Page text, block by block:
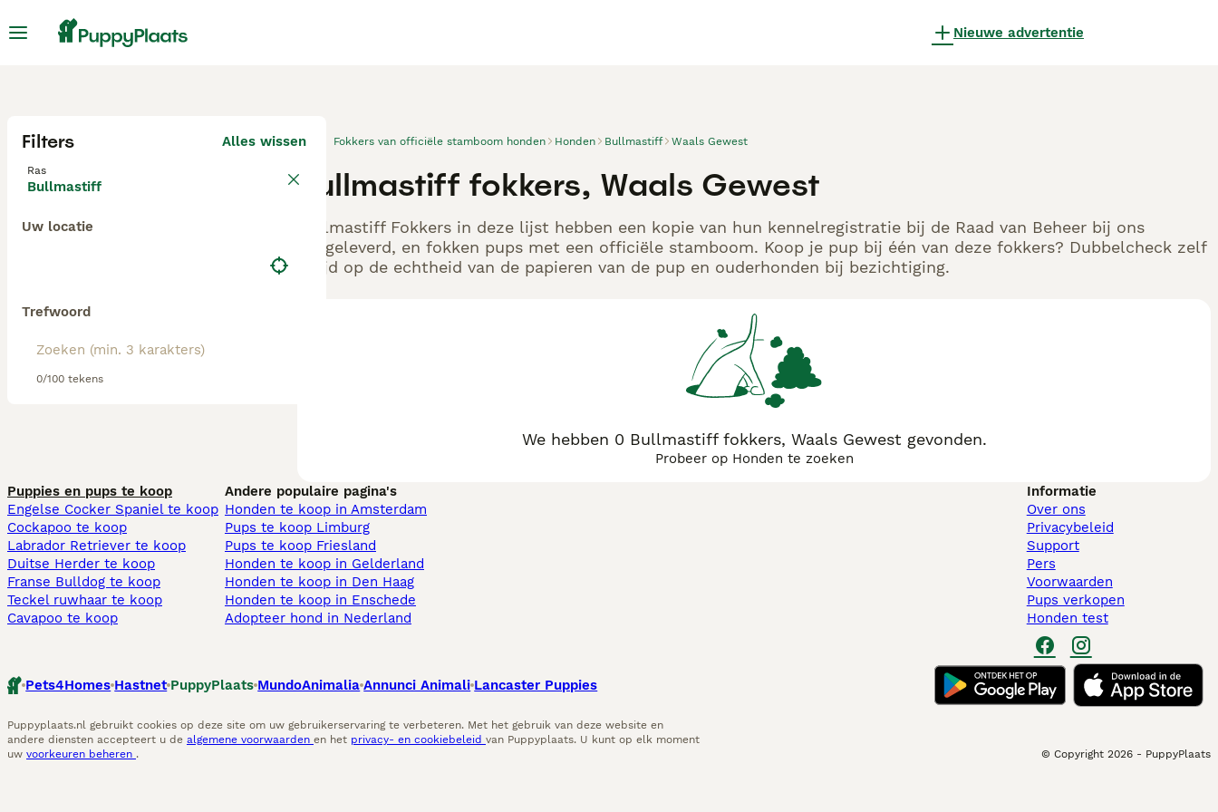
Nieuwe advertentie
Filters Alles wissen
Ras
Bullmastiff
Uw locatie
Trefwoord
0/100 tekens
Fokkers van officiële stamboom honden Honden Bullmastiff Waals Gewest
Bullmastiff fokkers, Waals Gewest
Bullmastiff Fokkers in deze lijst hebben een kopie van hun kennelregistratie bij de Raad van Beheer bij ons
aangeleverd, en fokken pups met een officiële stamboom. Koop je pup bij één van deze fokkers? Dubbelcheck zelf
altijd op de echtheid van de papieren van de pup en ouderhonden bij bezichtiging.
We hebben 0 Bullmastiff fokkers, Waals Gewest gevonden.
Probeer op Honden te zoeken
Puppies en pups te koop
Engelse Cocker Spaniel te koop
Cockapoo te koop
Labrador Retriever te koop
Duitse Herder te koop
Franse Bulldog te koop
Teckel ruwhaar te koop
Cavapoo te koop
Andere populaire pagina's
Honden te koop in Amsterdam
Pups te koop Limburg​
Pups te koop Friesland​
Honden te koop in Gelderland
Honden te koop in Den Haag
Honden te koop in Enschede
Adopteer hond in Nederland
Informatie
Over ons
Privacybeleid
Support
Pers
Voorwaarden
Pups verkopen
Honden test
Pets4Homes Hastnet PuppyPlaats MundoAnimalia Annunci Animali Lancaster Puppies
Puppyplaats.nl gebruikt cookies op deze site om uw gebruikerservaring te verbeteren. Met het gebruik van deze website en
andere diensten accepteert u de algemene voorwaarden en het privacy- en cookiebeleid van Puppyplaats. U kunt op elk moment
uw voorkeuren beheren . © Copyright 2026 - PuppyPlaats